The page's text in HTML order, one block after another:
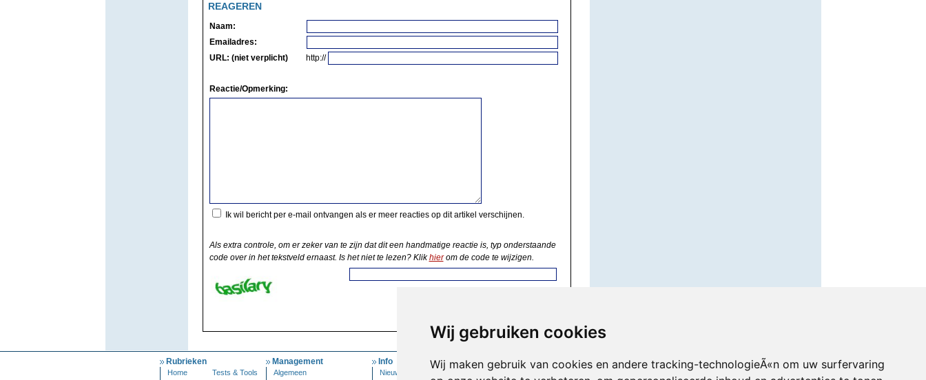
Wij gebruiken cookies
Wij maken gebruik van cookies en andere tracking-technologieÃ«n om uw surfervaring
REAGEREN
Naam:
Emailadres:
URL: (niet verplicht)
http://
Reactie/Opmerking:
Ik wil bericht per e-mail ontvangen als er meer reacties op dit artikel verschijnen.
Als extra controle, om er zeker van te zijn dat dit een handmatige reactie is, typ onderstaande
code over in het tekstveld ernaast. Is het niet te lezen? Klikhierom de code te wijzigen.
Rubrieken
Home
Tests & Tools
Management
Algemeen
Info
Nieuwsbrief
Mijn Account
Inloggen